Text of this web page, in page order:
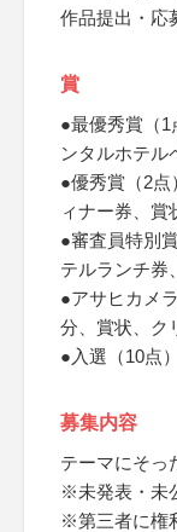
作品提出・応
賞
●最優秀賞（
ンタルホテル
●優秀賞（2
ィナー券、賞
●審査員特別
テルランチ券
●アサヒカメ
分、賞状、ク
●入選（10点
募集内容
テーマにそっ
※未発表・未
※第三者に権